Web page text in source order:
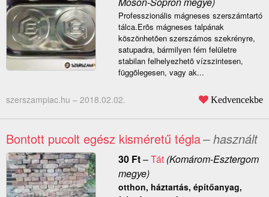
Professzionális mágneses szerszámtartó
tálca.Erõs mágneses talpának
köszönhetõen szerszámos szekrényre,
satupadra, bármilyen fém felületre
stabilan felhelyezhetõ vízszintesen,
függõlegesen, vagy ak...
szerszampiac.hu – 2018.02.02. Kedvencekbe
Bontott pucolt egész kisméretű tégla– használt
30 Ft–Tát(Komárom-Esztergom
megye)
otthon, háztartás, építőanyag,